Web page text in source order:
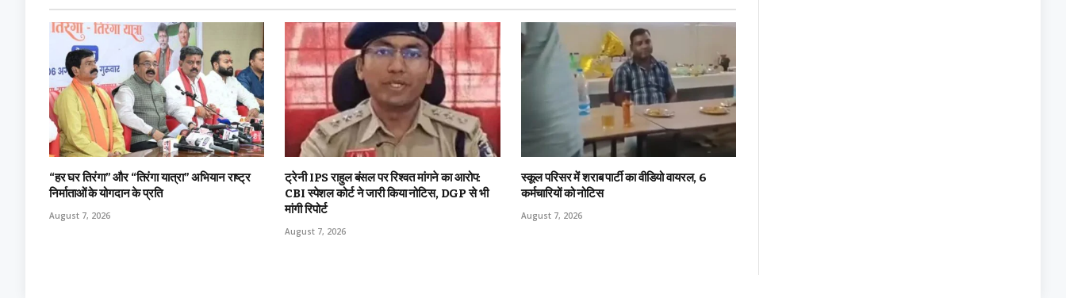
“हर घर तिरंगा” और “तिरंगा यात्रा” अभियान राष्ट्र
निर्माताओं के योगदान के प्रति
August 7, 2026
ट्रेनी IPS राहुल बंसल पर रिश्वत मांगने का आरोप:
CBI स्पेशल कोर्ट ने जारी किया नोटिस, DGP से भी
मांगी रिपोर्ट
August 7, 2026
स्कूल परिसर में शराब पार्टी का वीडियो वायरल, 6
कर्मचारियों को नोटिस
August 7, 2026